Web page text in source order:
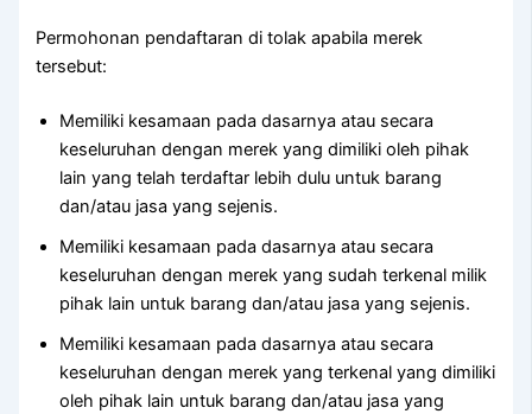
Permohonan pendaftaran di tolak apabila merek
tersebut:
Memiliki kesamaan pada dasarnya atau secara
keseluruhan dengan merek yang dimiliki oleh pihak
lain yang telah terdaftar lebih dulu untuk barang
dan/atau jasa yang sejenis.
Memiliki kesamaan pada dasarnya atau secara
keseluruhan dengan merek yang sudah terkenal milik
pihak lain untuk barang dan/atau jasa yang sejenis.
Memiliki kesamaan pada dasarnya atau secara
keseluruhan dengan merek yang terkenal yang dimiliki
oleh pihak lain untuk barang dan/atau jasa yang